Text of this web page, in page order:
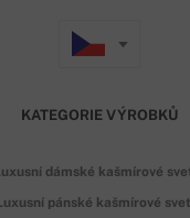
KATEGORIE VÝROBKŮ
dámské kašmírové
pánské kašmírové